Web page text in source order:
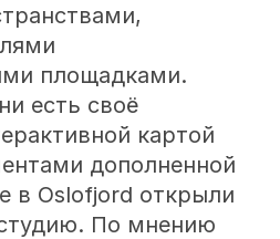
площадками.
есть своё
картой
дополненной
в Oslofjord открыли
По мнению